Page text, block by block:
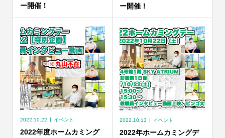
ー開催！
ー開催！
2022.10.22 イベント
2022年度ホームカミング
2022.10.13 イベント
2022年ホームカミングデ